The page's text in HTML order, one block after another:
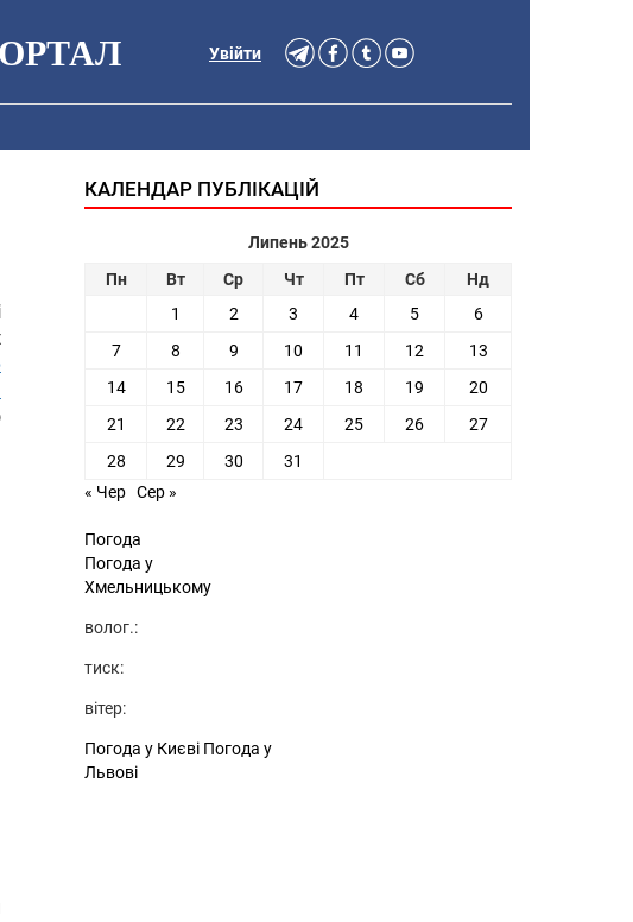
Увійти
КАЛЕНДАР ПУБЛІКАЦІЙ
Липень 2025
Пн
Вт Ср Чт Пт Сб
Нд
1
2 3 4 5
6
7
8 9 10 11 12
13
14
15 16 17 18 19
20
21
22 23 24 25 26
27
28
29 30
31
« Чер Сер »
Погода
Погода у
Хмельницькому
волог.:
тиск:
вітер:
Погода у Києві Погода у
Львові